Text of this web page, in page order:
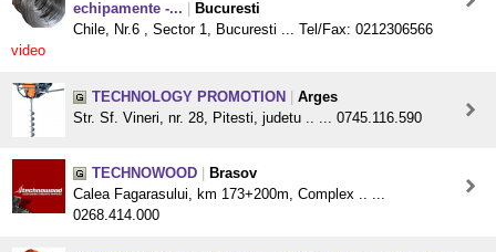
echipamente -...
Bucuresti
Chile, Nr.6 , Sector 1, Bucuresti ... Tel/Fax: 0212306566
video
TECHNOLOGY PROMOTION
Arges
Str. Sf. Vineri, nr. 28, Pitesti, judetu .. ... 0745.116.590
TECHNOWOOD
Brasov
Calea Fagarasului, km 173+200m, Complex .. ...
0268.414.000